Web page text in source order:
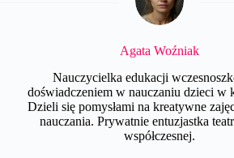
Agata Woźniak
Nauczycielka edukacji
doświadczeniem w nauczaniu dzieci w
Dzieli się pomysłami na kreatywne
nauczania. Prywatnie entuzjastka
współczesnej.